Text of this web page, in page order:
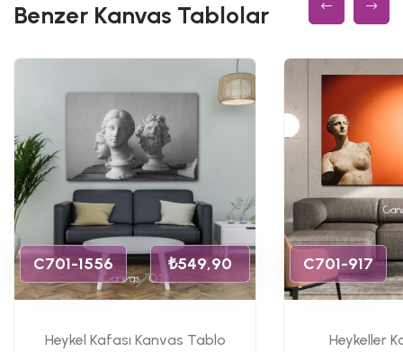
Benzer Kanvas Tablolar
C701-1556 ₺549,90
Heykel Kafası Kanvas Tablo
C701-917
Heykeller